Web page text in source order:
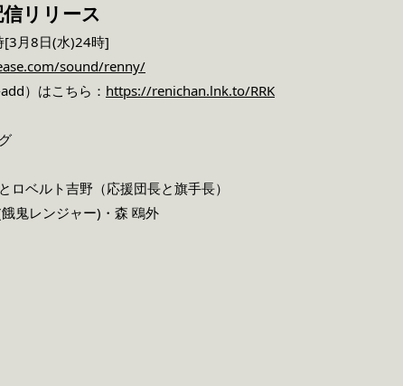
リリース
[3月8日(水)24時]
sound/renny/
）はこちら： https://renichan.lnk.to/RRK
ベルト吉野（応援団長と旗手長）
鬼レンジャー)・森 鴎外